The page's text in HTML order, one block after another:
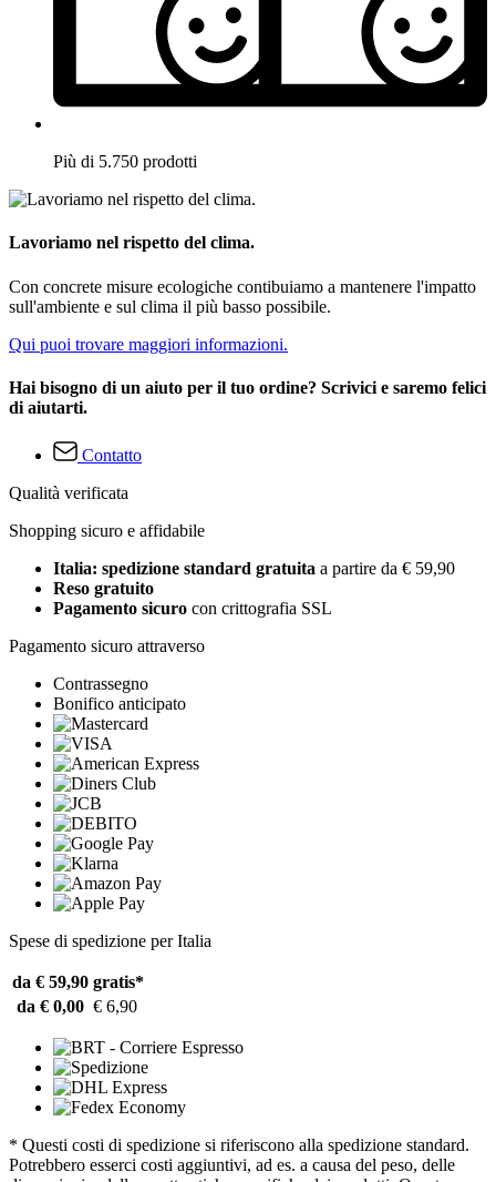
Più di 5.750 prodotti
Lavoriamo nel rispetto del clima.
Con concrete misure ecologiche contibuiamo a mantenere l'impatto
sull'ambiente e sul clima il più basso possibile.
Qui puoi trovare maggiori informazioni.
Hai bisogno di un aiuto per il tuo ordine? Scrivici e saremo felici
di aiutarti.
Contatto
Qualità verificata
Shopping sicuro e affidabile
Italia: spedizione standard gratuita a partire da € 59,90
Reso gratuito
Pagamento sicuro con crittografia SSL
Pagamento sicuro attraverso
Contrassegno
Bonifico anticipato
Spese di spedizione per Italia
da € 59,90 gratis*
da € 0,00 € 6,90
* Questi costi di spedizione si riferiscono alla spedizione standard.
Potrebbero esserci costi aggiuntivi, ad es. a causa del peso, delle